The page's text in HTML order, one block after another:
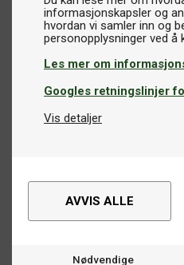
informasjonskapsler og
hvordan vi samler inn og
Les mer om
Googles retningslinjer
Vis detaljer
AVVIS ALLE
Nødvendige